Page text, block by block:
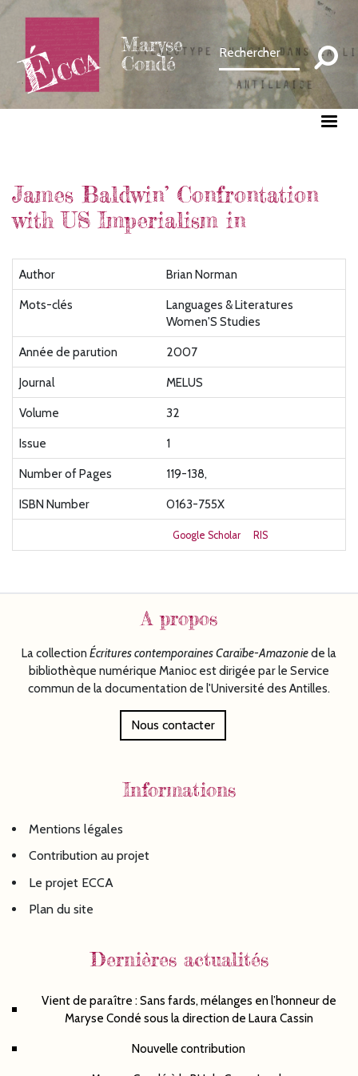
contenu
principal
Maryse
Condé
James Baldwin’ Confrontation
with US Imperialism in
Author
Brian Norman
Mots-clés
Languages & Literatures
Women'S Studies
Année de parution
2007
Journal
MELUS
Volume
32
Issue
1
Number of Pages
119-138,
ISBN Number
0163-755X
Google Scholar RIS
A propos
La collection Écriturescontemporaines Caraïbe-Amazoniede la
bibliothèque numérique Manioc est dirigée par le Service
commun de la documentation de l'Université des Antilles.
Nous contacter
Informations
Mentions légales
Contribution au projet
Le projet ECCA
Plan du site
Dernières actualités
Vient de paraître : Sans fards, mélanges en l’honneur de
Maryse Condé sous la direction de Laura Cassin
Nouvelle contribution